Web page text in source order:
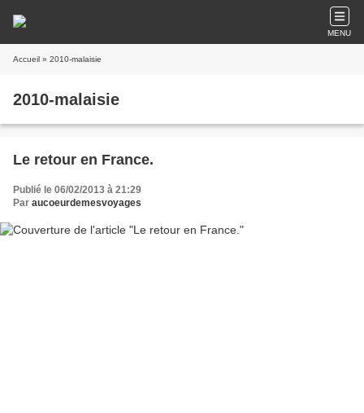
MENU
Accueil » 2010-malaisie
2010-malaisie
Le retour en France.
Publié le 06/02/2013 à 21:29
Par aucoeurdemesvoyages